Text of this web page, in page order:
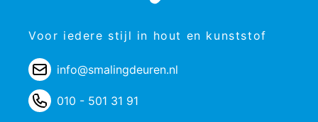
Voor iedere stijl in hout en kunststof
info@smalingdeuren.nl
010 - 501 31 91